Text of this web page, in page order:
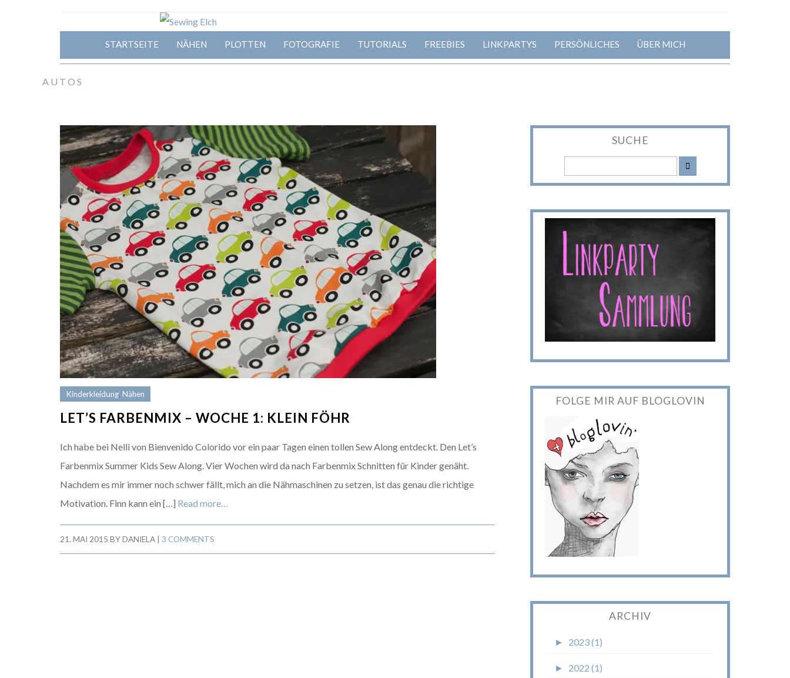
STARTSEITE NÄHEN PLOTTEN FOTOGRAFIE TUTORIALS FREEBIES LINKPARTYS PERSÖNLICHES ÜBER MICH
AUTOS
Kinderkleidung, Nähen
LET’S FARBENMIX – WOCHE 1: KLEIN FÖHR
Ich habe bei Nelli von Bienvenido Colorido vor ein paar Tagen einen tollen Sew Along entdeckt. Den Let’s
Farbenmix Summer Kids Sew Along. Vier Wochen wird da nach Farbenmix Schnitten für Kinder genäht.
Nachdem es mir immer noch schwer fällt, mich an die Nähmaschinen zu setzen, ist das genau die richtige
Motivation. Finn kann ein […] Read more…
21. MAI 2015 BYDANIELA 3 COMMENTS
SUCHE
FOLGE MIR AUF BLOGLOVIN
ARCHIV
► 2023 (1)
► 2022 (1)